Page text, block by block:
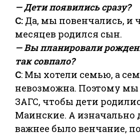
— Дети появились сразу?
С: Да, мы повенчались, и
месяцев родился сын.
— Вы планировали
так совпало?
С: Мы хотели семью, а
невозможна. Поэтому
ЗАГС, чтобы дети
Маинские. А изначально
важнее было венчание,